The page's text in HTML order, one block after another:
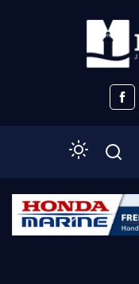
Početna